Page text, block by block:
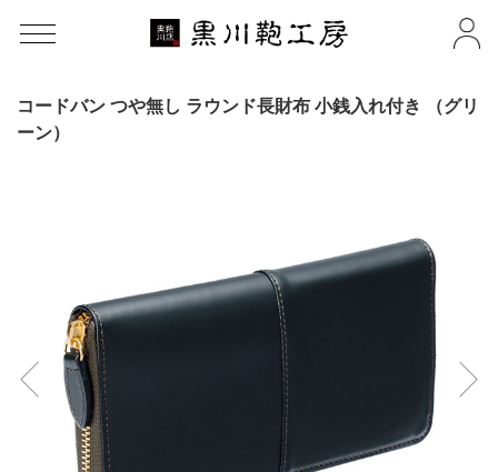
コードバン つや無し ラウンド長財布 小銭入れ付き （グリ
ーン）